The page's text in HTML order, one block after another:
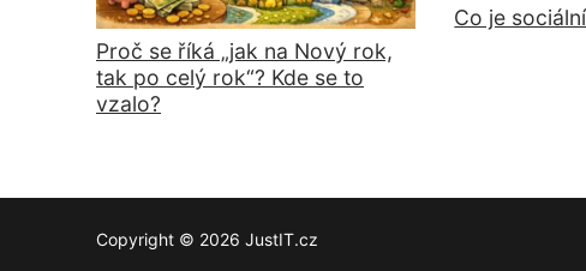
Proč se říká „jak na Nový rok,
tak po celý rok“? Kde se to
vzalo?
Co je
Copyright © 2026 JustIT.cz